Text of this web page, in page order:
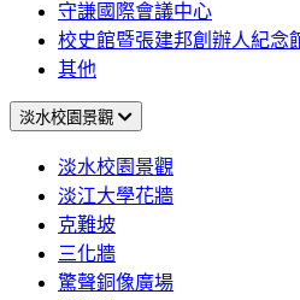
守謙國際會議中心
校史館暨張建邦創辦人紀念
其他
淡水校園景觀
淡水校園景觀
淡江大學花牆
克難坡
三化牆
驚聲銅像廣場